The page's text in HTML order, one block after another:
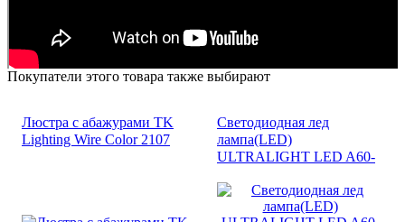
Покупатели этого товара также выбирают
Люстра с абажурами TK
Lighting Wire Color 2107
Светодиодная лед
лампа(LED)
ULTRALIGHT LED A60-